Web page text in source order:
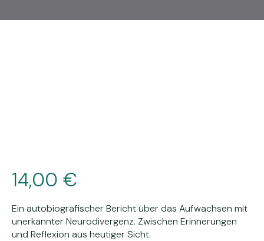
14,00 €
Ein autobiografischer Bericht über das Aufwachsen mit
unerkannter Neurodivergenz. Zwischen Erinnerungen
und Reflexion aus heutiger Sicht.